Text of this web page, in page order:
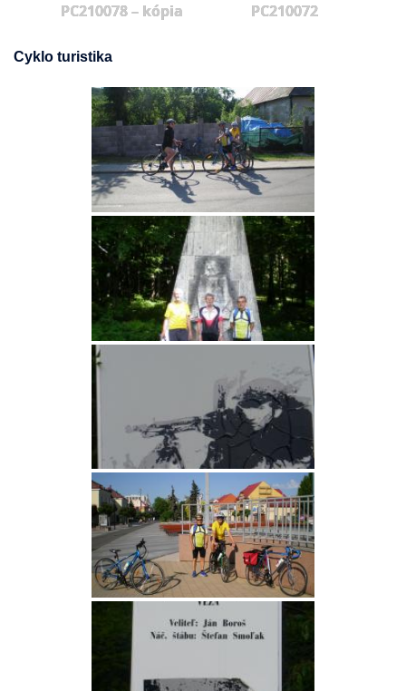
PC210078 – kópia PC210072
Cyklo turistika